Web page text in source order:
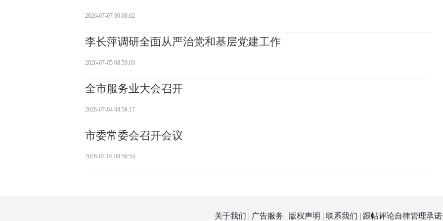
2026-07-07 09:00:02
李长萍调研全面从严治党和基层党建工作
2026-07-05 08:59:03
全市服务业大会召开
2026-07-04 08:58:17
市委常委会召开会议
2026-07-04 08:56:54
关于我们 | 广告服务 | 版权声明 | 联系我们 | 跟帖评论自律管理承